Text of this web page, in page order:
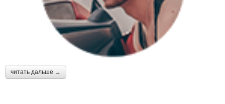
читать дальше →